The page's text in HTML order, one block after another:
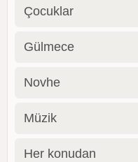
Çocuklar
Gülmece
Novhe
Müzik
Her konudan